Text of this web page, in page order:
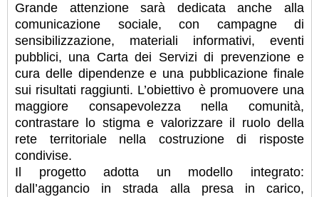
Grande attenzione sarà dedicata anche alla
comunicazione sociale, con campagne di
sensibilizzazione, materiali informativi, eventi
pubblici, una Carta dei Servizi di prevenzione e
cura delle dipendenze e una pubblicazione finale
sui risultati raggiunti. L’obiettivo è promuovere una
maggiore consapevolezza nella comunità,
contrastare lo stigma e valorizzare il ruolo della
rete territoriale nella costruzione di risposte
condivise.
Il progetto adotta un modello integrato:
dall’aggancio in strada alla presa in carico,